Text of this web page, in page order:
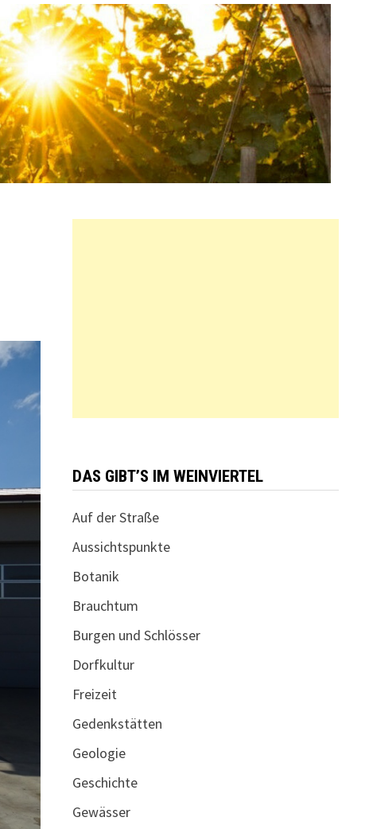
DAS GIBT’S IM WEINVIERTEL
Auf der Straße
Aussichtspunkte
Botanik
Brauchtum
Burgen und Schlösser
Dorfkultur
Freizeit
Gedenkstätten
Geologie
Geschichte
Gewässer